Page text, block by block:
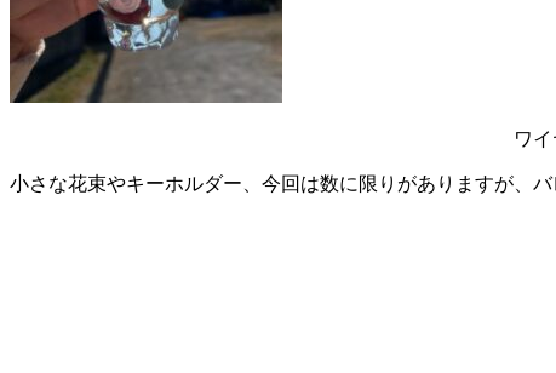
ワ
小さな花束やキーホルダー、今回は数に限りがありますが、